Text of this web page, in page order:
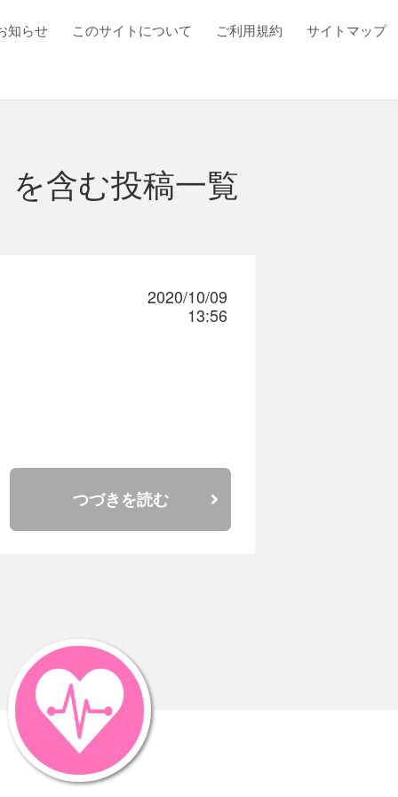
知らせ このサイトについて ご利用規約 サイトマップ
含む投稿一覧
2020/10/09
13:56
つづきを読む